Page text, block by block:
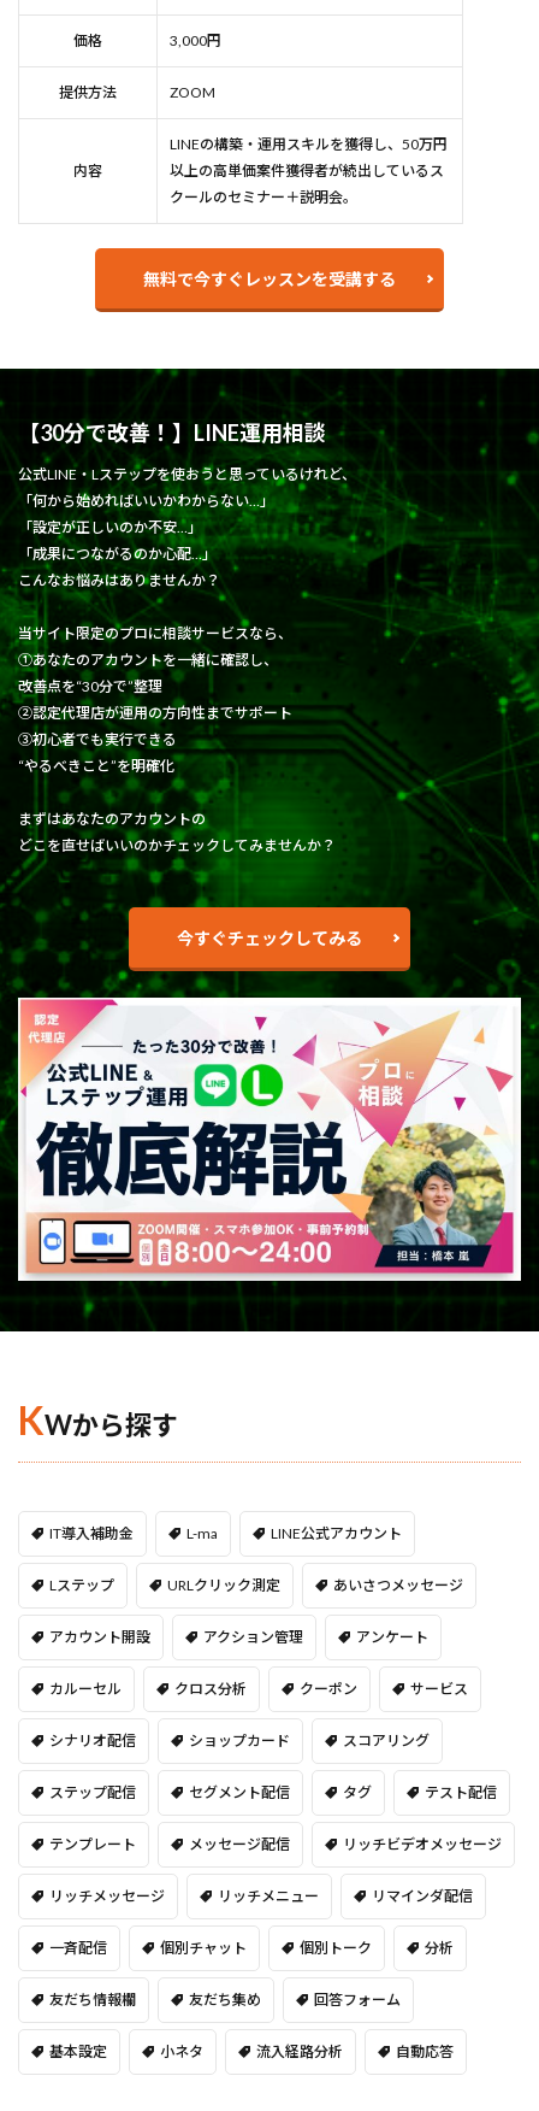
価格 3,000円
提供方法 ZOOM
内容
LINEの構築・運用スキルを獲得し、50万円
以上の高単価案件獲得者が続出しているス
クールのセミナー＋説明会。
無料で今すぐレッスンを受講する
【30分で改善！】LINE運用相談
公式LINE・Lステップを使おうと思っているけれど、
「何から始めればいいかわからない…」
「設定が正しいのか不安…」
「成果につながるのか心配…」
こんなお悩みはありませんか？
当サイト限定のプロに相談サービスなら、
①あなたのアカウントを一緒に確認し、
改善点を“30分で”整理
②認定代理店が運用の方向性までサポート
③初心者でも実行できる
“やるべきこと”を明確化
まずはあなたのアカウントの
どこを直せばいいのかチェックしてみませんか？
今すぐチェックしてみる
KWから探す
IT導入補助金 L-ma LINE公式アカウント
Lステップ URLクリック測定 あいさつメッセージ
アカウント開設 アクション管理 アンケート
カルーセル クロス分析 クーポン サービス
シナリオ配信 ショップカード スコアリング
ステップ配信 セグメント配信 タグ テスト配信
テンプレート メッセージ配信 リッチビデオメッセージ
リッチメッセージ リッチメニュー リマインダ配信
一斉配信 個別チャット 個別トーク 分析
友だち情報欄 友だち集め 回答フォーム
基本設定 小ネタ 流入経路分析 自動応答